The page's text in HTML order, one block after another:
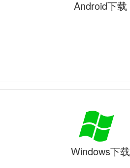
Android下载
Windows下载